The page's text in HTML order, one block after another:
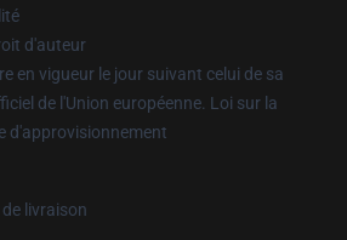
d'auteur
en vigueur le jour suivant celui de sa
de l'Union européenne. Loi sur la
d'approvisionnement
livraison